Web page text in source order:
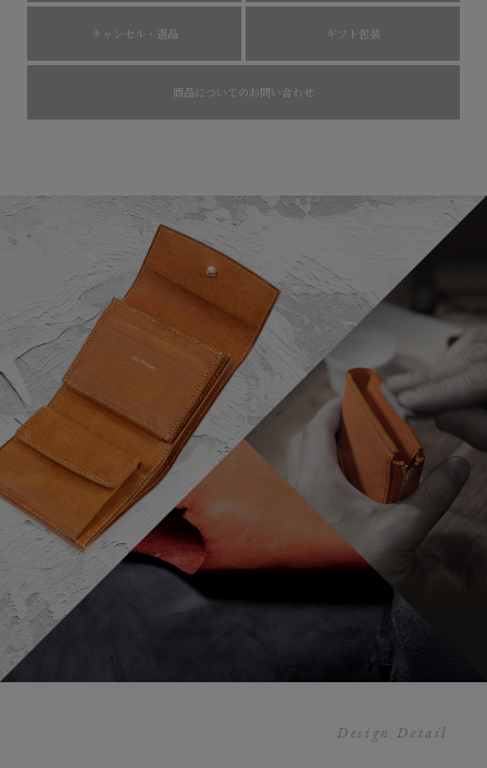
キャンセル・返品 ギフト包装
商品についてのお問い合わせ
Design Detail